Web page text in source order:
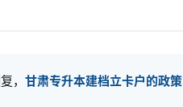
， 甘肃专升本建档立卡户的政策